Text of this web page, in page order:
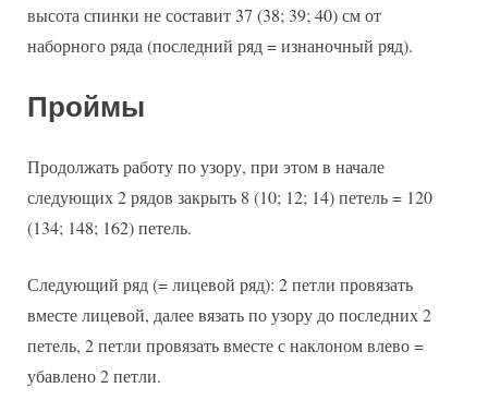
высота спинки не составит 37 (38; 39; 40) см от
наборного ряда (последний ряд = изнаночный ряд).
Проймы
Продолжать работу по узору, при этом в начале
следующих 2 рядов закрыть 8 (10; 12; 14) петель = 120
(134; 148; 162) петель.
Следующий ряд (= лицевой ряд): 2 петли провязать
вместе лицевой, далее вязать по узору до последних 2
петель, 2 петли провязать вместе с наклоном влево =
убавлено 2 петли.